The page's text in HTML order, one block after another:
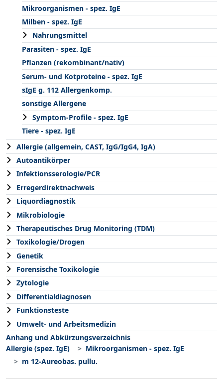
Mikroorganismen - spez. IgE
Milben - spez. IgE
Nahrungsmittel
Parasiten - spez. IgE
Pflanzen (rekombinant/nativ)
Serum- und Kotproteine - spez. IgE
sIgE g. 112 Allergenkomp.
sonstige Allergene
Symptom-Profile - spez. IgE
Tiere - spez. IgE
Allergie (allgemein, CAST, IgG/IgG4, IgA)
Autoantikörper
Infektionsserologie/PCR
Erregerdirektnachweis
Liquordiagnostik
Mikrobiologie
Therapeutisches Drug Monitoring (TDM)
Toxikologie/Drogen
Genetik
Forensische Toxikologie
Zytologie
Differentialdiagnosen
Funktionsteste
Umwelt- und Arbeitsmedizin
Anhang und Abkürzungsverzeichnis
Allergie (spez. IgE)
Mikroorganismen - spez. IgE
m 12-Aureobas. pullu.